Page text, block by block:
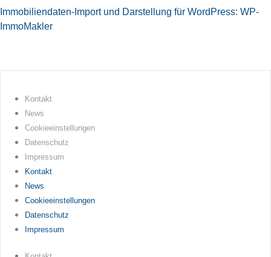
Immobiliendaten-Import und Darstellung für WordPress: WP-
ImmoMakler
Kontakt
News
Cookieeinstellungen
Datenschutz
Impressum
Kontakt
News
Cookieeinstellungen
Datenschutz
Impressum